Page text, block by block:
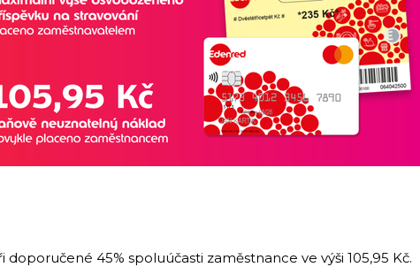
45% spoluúčasti zaměstnance ve výši 105,95 Kč.